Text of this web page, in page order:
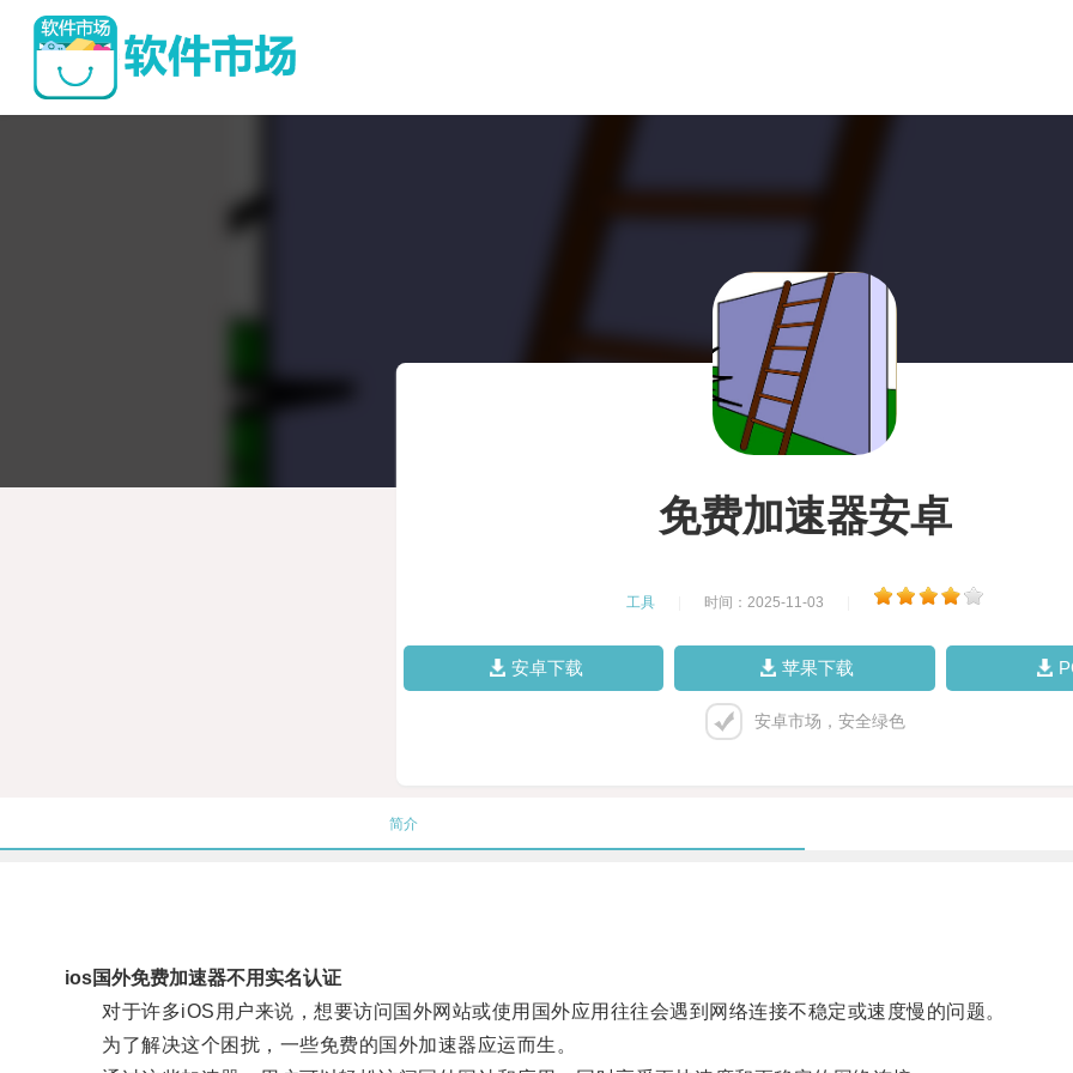
免费加速器安卓
工具 时间：2025-11-03
安卓下载 苹果下载
安卓市场，安全绿色
简介
ios国外免费加速器不用实名认证
对于许多iOS用户来说，想要访问国外网站或使用国外应用往往会遇到网络连接不稳定或速度慢的问题。
为了解决这个困扰，一些免费的国外加速器应运而生。